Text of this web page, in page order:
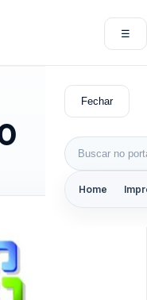
☰
Fechar
Buscar por:
Home